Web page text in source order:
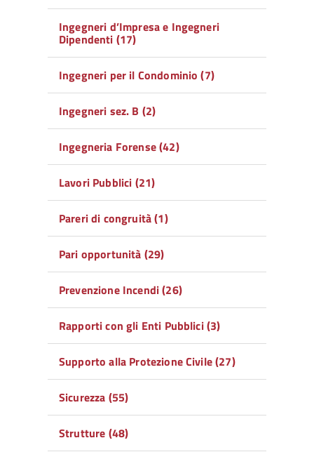
Ingegneri d’Impresa e Ingegneri
Dipendenti (17)
Ingegneri per il Condominio (7)
Ingegneri sez. B (2)
Ingegneria Forense (42)
Lavori Pubblici (21)
Pareri di congruità (1)
Pari opportunità (29)
Prevenzione Incendi (26)
Rapporti con gli Enti Pubblici (3)
Supporto alla Protezione Civile (27)
Sicurezza (55)
Strutture (48)